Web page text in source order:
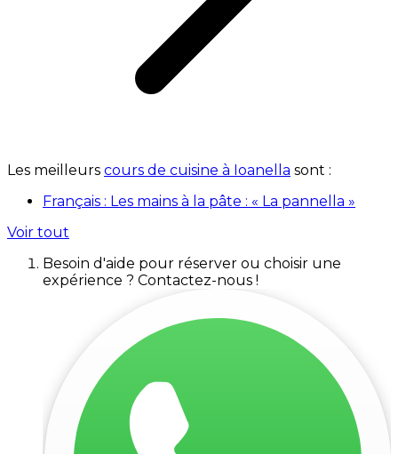
Les meilleurs cours de cuisine à Ioanella sont :
Français : Les mains à la pâte : « La pannella »
Voir tout
Besoin d'aide pour réserver ou choisir une
expérience ? Contactez-nous !